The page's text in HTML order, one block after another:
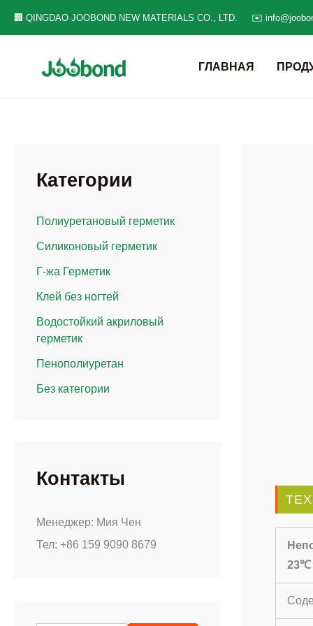
🏢 QINGDAO JOOBOND NEW MATERIALS CO., LTD. ✉️
ГЛАВНАЯ
Категории
Полиуретановый герметик
Силиконовый герметик
Г-жа Герметик
Клей без ногтей
Водостойкий акриловый
герметик
Пенополиуретан
Без категории
Контакты
Менеджер: Мия Чен
Тел: +86 159 9090 8679
23℃